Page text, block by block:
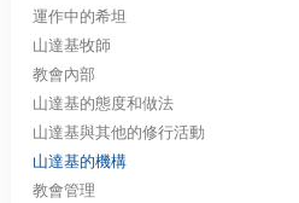
運作中的希坦
山達基牧師
教會內部
山達基的態度和做法
山達基與其他的修行活動
山達基的機構
教會管理